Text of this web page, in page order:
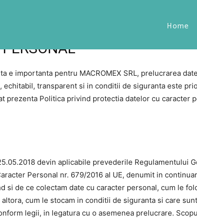
Home
PROTECTIA DATELOR CU CARACTER PERSONAL
PROTECTIA DATELOR
e importanta pentru MACROMEX SRL, prelucrarea
echitabil, transparent si in conditii de siguranta este
prezenta Politica privind protectia datelor cu caracter
devin aplicabile prevederile Regulamentului
Personal nr. 679/2016 al UE, denumit in
si de ce colectam date cu caracter personal, cum le
cum le stocam in conditii de siguranta si care
legii, in legatura cu o asemenea prelucrare.